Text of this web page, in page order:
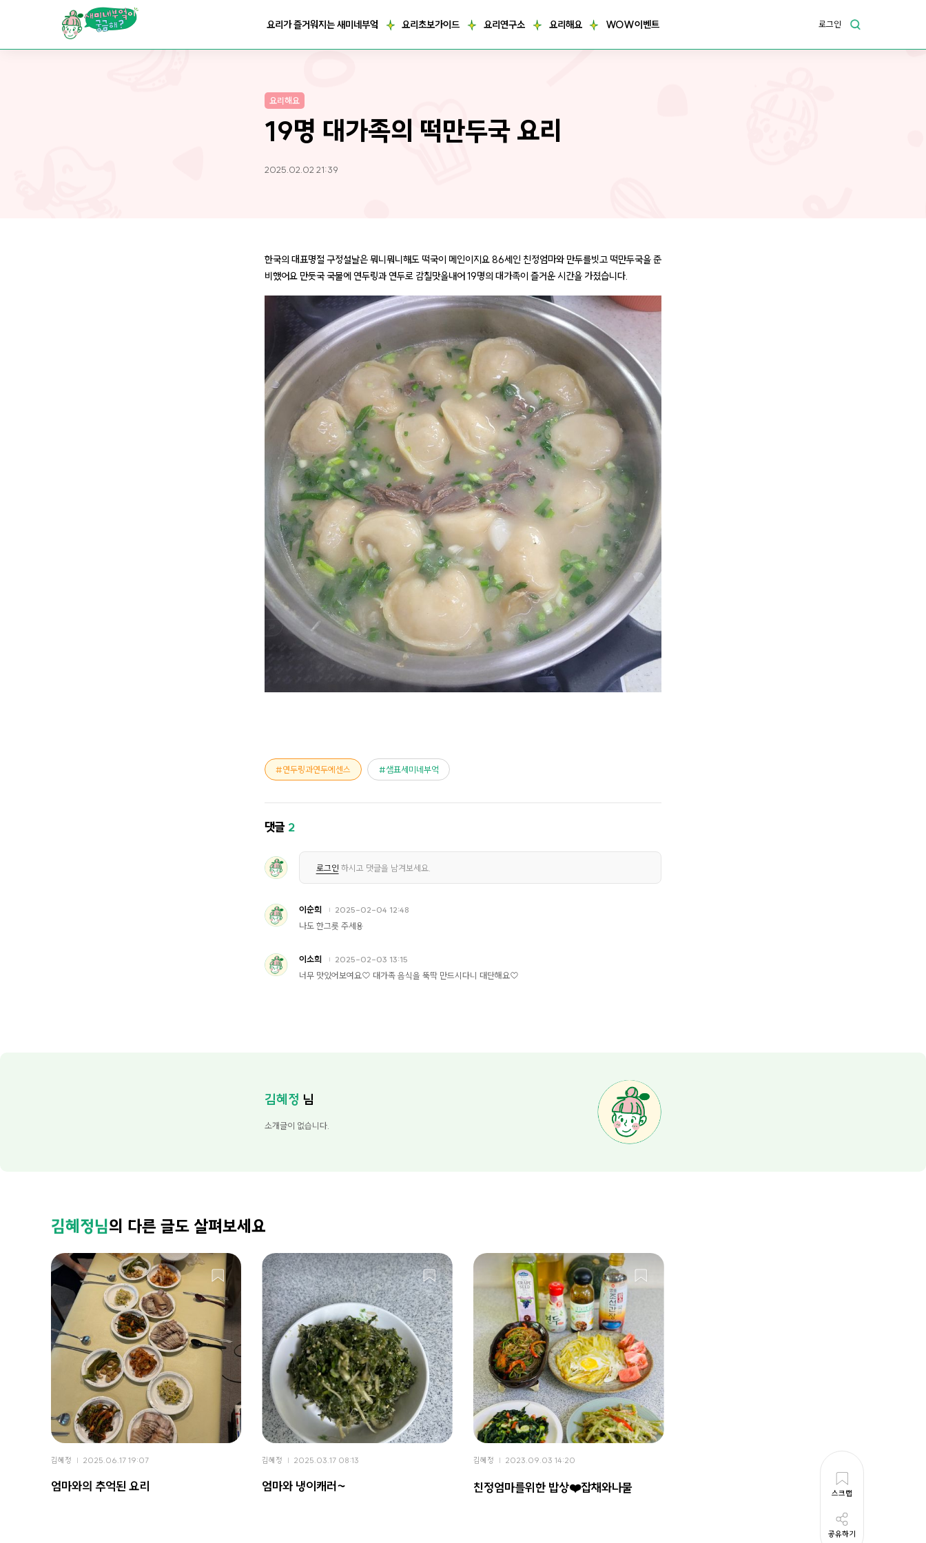
요리가 즐거워지는 새미네부엌 요리초보가이드 요리연구소 요리해요 WOW이벤트 로그인
스크랩
공유하기
요리해요
19명 대가족의 떡만두국 요리
2025.02.02 21:39
한국의 대표명절 구정설날은 뭐니뭐니해도 떡국이 메인이지요 86세인 친정엄마와 만두를빗고 떡만두국을 준
비했어요 만둣국 국물에 연두링과 연두로 감칠맛을내어 19명의 대가족이 즐거운 시간을 가졌습니다.
연두링과연두에센스 샘표세미네부억
댓글 2
로그인 하시고 댓글을 남겨보세요.
이순희 2025-02-04 12:48
나도 한그릇 주세용
이소희 2025-02-03 13:15
너무 맛있어보여요♡ 대가족 음식을 뚝딱 만드시다니 대단해요♡
김혜정 님
소개글이 없습니다.
김혜정님의 다른 글도 살펴보세요
김혜정 2025.06.17 19:07
엄마와의 추억된 요리
김혜정 2025.03.17 08:13
엄마와 냉이캐러~
김혜정 2023.09.03 14:20
친정엄마를위한 밥상❤️잡채와나물